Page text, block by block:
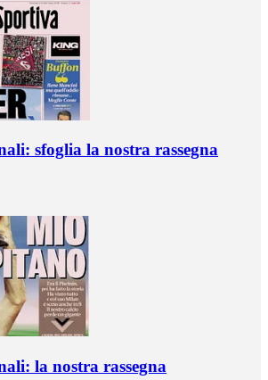
sfoglia la nostra rassegna
la nostra rassegna